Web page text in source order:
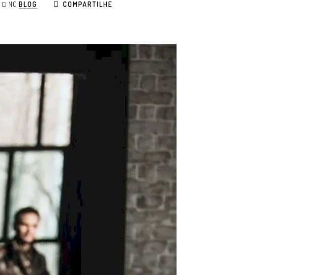
NO BLOG COMPARTILHE